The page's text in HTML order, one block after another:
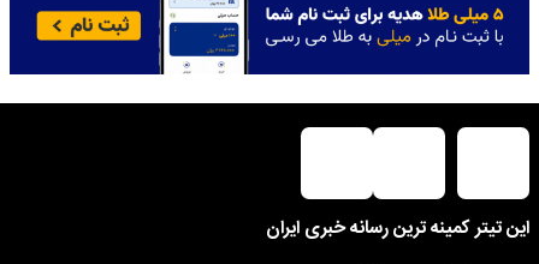
این تیتر کمینه ترین رسانه خبری ایران